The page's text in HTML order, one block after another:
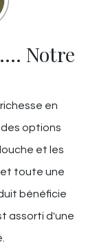
Notre
en
options
et les
toute une
bénéficie
assorti d'une